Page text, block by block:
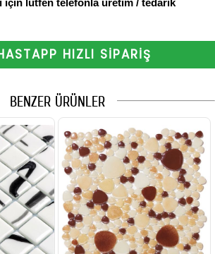
için lütfen telefonla üretim / tedarik
HIZLI SİPARİŞ
BENZER ÜRÜNLER